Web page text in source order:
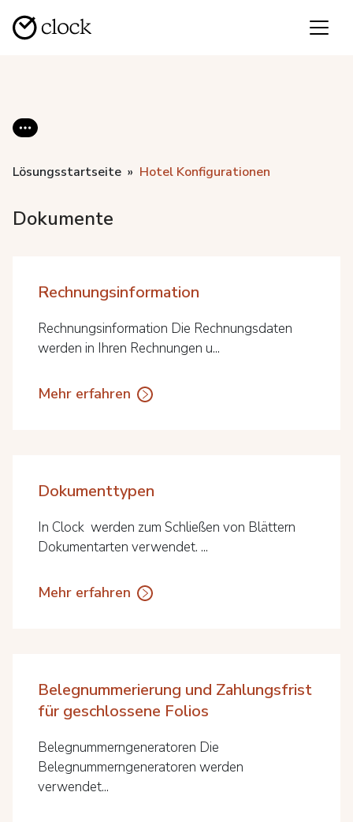
Lösungsstartseite Hotel Konfigurationen
Dokumente
Rechnungsinformation
Rechnungsinformation Die Rechnungsdaten
werden in Ihren Rechnungen u...
Mehr erfahren
Dokumenttypen
In Clock werden zum Schließen von Blättern
Dokumentarten verwendet. ...
Mehr erfahren
Belegnummerierung und Zahlungsfrist
für geschlossene Folios
Belegnummerngeneratoren Die
Belegnummerngeneratoren werden
verwendet...